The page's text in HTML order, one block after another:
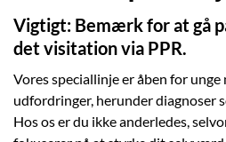
Vigtigt: Bemærk for at gå
det visitation via PPR.
Vores speciallinje er åben for
udfordringer, herunder diagnoser
Hos os er du ikke anderledes,